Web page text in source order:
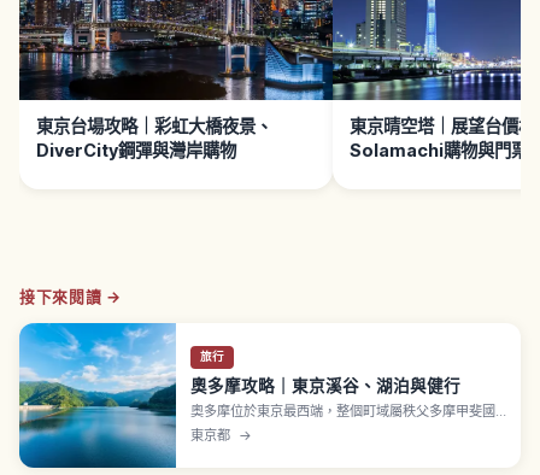
東京台場攻略｜彩虹大橋夜景、
DiverCity鋼彈與灣岸購物
東京晴空塔｜展望台價格
Solamachi購物與門票
接下來閱讀 →
旅行
奧多摩攻略｜東京溪谷、湖泊與健行
奧多摩位於東京最西端，整個町域屬秩父多摩甲斐國
立公園，約94%面積為山林、總面積約225平方公
里、為東京都市區町村中最大。從新宿經立川、青梅
轉乘約1.5至2小時可達，JR 命名青梅至奧多摩段為東
東京都 →